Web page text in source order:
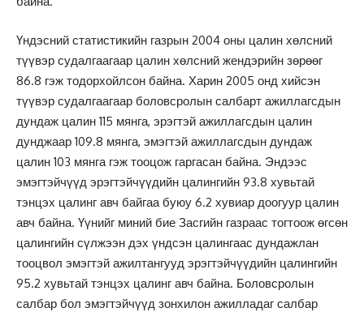
Үндэсний статистикийн газрын 2004 оны цалин хөлсний
түүвэр судалгаагаар цалин хөлсний жендэрийн зөрөөг
86.8 гэж тодорхойлсон байна. Харин 2005 онд хийсэн
түүвэр судалгаагаар боловсролын салбарт ажиллагсдын
дундаж цалин 115 мянга, эрэгтэй ажиллагсдын цалин
дунджаар 109.8 мянга, эмэгтэй ажиллагсдын дундаж
цалин 103 мянга гэж тооцож гаргасан байна. Эндээс
эмэгтэйчүүд эрэгтэйчүүдийн цалингийн 93.8 хувьтай
тэнцэх цалинг авч байгаа буюу 6.2 хувиар доогуур цалин
авч байна. Үүнийг миний бие Засгийн газраас тогтоож өгсөн
цалингийн сүлжээн дэх үндсэн цалингаас дундажлан
тооцвол эмэгтэй ажилтангууд эрэгтэйчүүдийн цалингийн
95.2 хувьтай тэнцэх цалинг авч байна. Боловсролын
салбар бол эмэгтэйчүүд зонхилон ажилладаг салбар